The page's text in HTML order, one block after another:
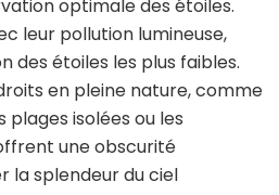
optimale des étoiles.
leur pollution lumineuse,
des étoiles les plus faibles.
en pleine nature, comme
plages isolées ou les
une obscurité
la splendeur du ciel